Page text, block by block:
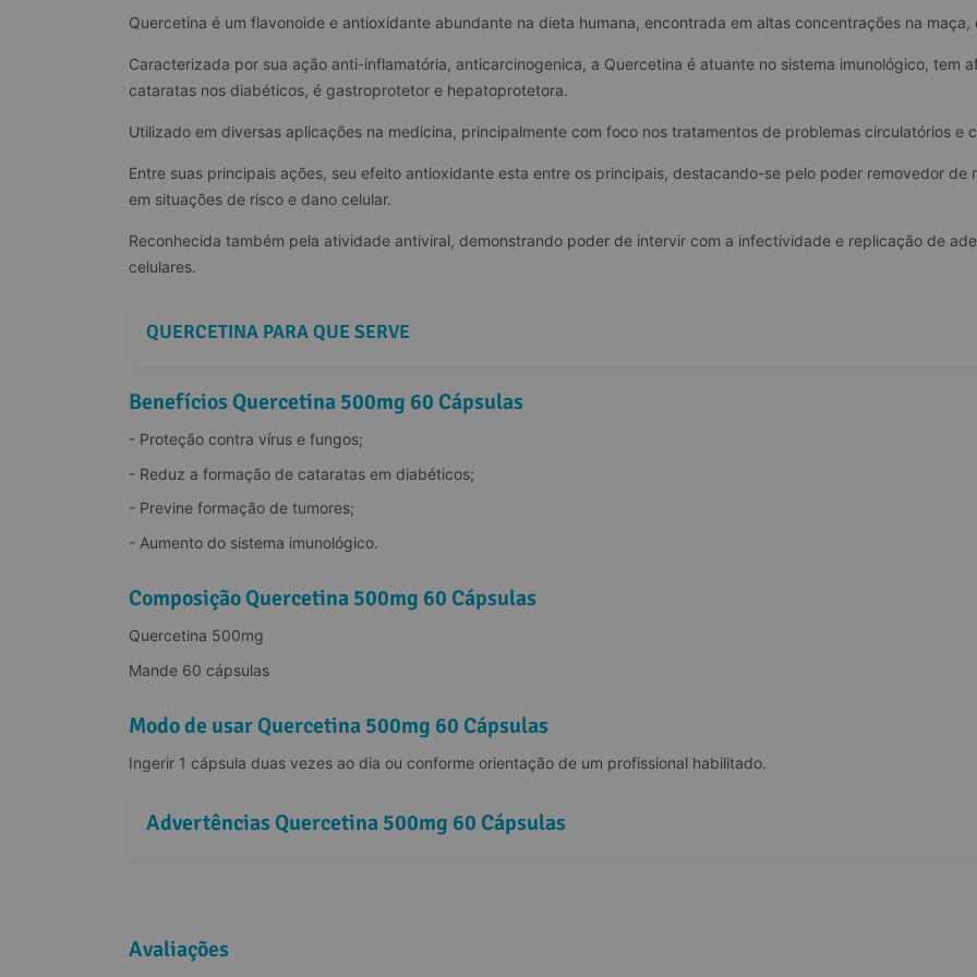
Quercetina é um flavonoide e antioxidante abundante na dieta humana, encontrada em altas concentrações na
Caracterizada por sua ação anti-inflamatória, anticarcinogenica, a Quercetina é atuante no sistema imunológico, tem
cataratas nos diabéticos, é gastroprotetor e hepatoprotetora.
Utilizado em diversas aplicações na medicina, principalmente com foco nos tratamentos de problemas circulatórios e
Entre suas principais ações, seu efeito antioxidante esta entre os principais, destacando-se pelo poder removedor
em situações de risco e dano celular.
Reconhecida também pela atividade antiviral, demonstrando poder de intervir com a infectividade e replicação de
celulares.
QUERCETINA PARA QUE SERVE
Benefícios Quercetina 500mg 60 Cápsulas
- Proteção contra vírus e fungos;
- Reduz a formação de cataratas em diabéticos;
- Previne formação de tumores;
- Aumento do sistema imunológico.
Composição Quercetina 500mg 60 Cápsulas
Quercetina 500mg
Mande 60 cápsulas
Modo de usar Quercetina 500mg 60 Cápsulas
Ingerir 1 cápsula duas vezes ao dia ou conforme orientação de um profissional habilitado.
Advertências Quercetina 500mg 60 Cápsulas
Avaliações